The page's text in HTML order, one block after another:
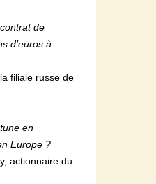
de
d’euros à
la filiale russe de
en
Europe ?
actionnaire du